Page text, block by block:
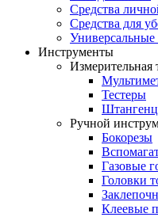
Средства
Средства для
Универсальные
Инструменты
Измерительная
Тестеры
Ручной
Бокорезы
Газовые
Головки
Клеевые